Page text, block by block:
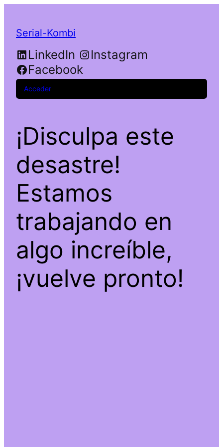
Serial-Kombi
LinkedIn
Instagram
Facebook
Acceder
¡Disculpa este
desastre!
Estamos
trabajando en
algo increíble,
¡vuelve pronto!